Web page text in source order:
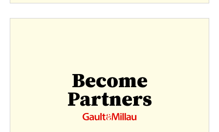
Become
Partners